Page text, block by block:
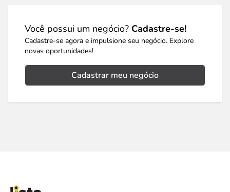
Você possui um negócio? Cadastre-se!
Cadastre-se agora e impulsione seu negócio. Explore
novas oportunidades!
Cadastrar meu negócio